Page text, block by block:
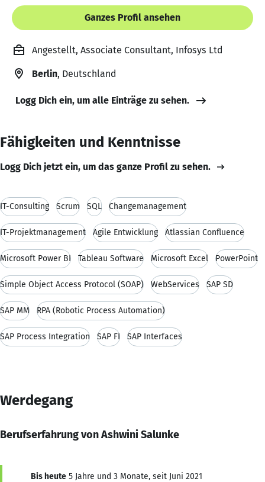
Ganzes Profil ansehen
Angestellt, Associate Consultant, Infosys Ltd
Berlin, Deutschland
Logg Dich ein, um alle Einträge zu sehen.
Fähigkeiten und Kenntnisse
Logg Dich jetzt ein, um das ganze Profil zu sehen.
IT-Consulting Scrum SQL Changemanagement
IT-Projektmanagement Agile Entwicklung Atlassian Confluence
Microsoft Power BI Tableau Software Microsoft Excel PowerPoint
Simple Object Access Protocol (SOAP) WebServices SAP SD
SAP MM RPA (Robotic Process Automation)
SAP Process Integration SAP FI SAP Interfaces
Werdegang
Berufserfahrung von Ashwini Salunke
Bis heute 5 Jahre und 3 Monate, seit Juni 2021